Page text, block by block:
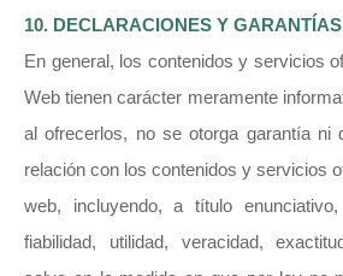
10. DECLARACIONES Y GARANTÍAS
En general, los contenidos y servicios
Web tienen carácter meramente
al ofrecerlos, no se otorga garantía ni
relación con los contenidos y servicios
web, incluyendo, a título
fiabilidad, utilidad, veracidad,